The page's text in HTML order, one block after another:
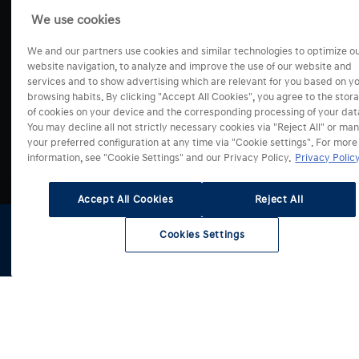
Testovací
Konfigurátor
BAYON
KONA
KONA Hybrid
INSTER
KONA Electric
TUCSON
TUCSON Hybrid
SANTA FE
SANTA FE Plug-in
Konfigurátor
Fleetový prodej
Zvýhodněné skupiny
Nové auto
Elektromobily
Nové SUV
Mapa servisů
Dětské příslušenství
Sezónní nabídky
Změny údajů v RSV
Test kvality servisů
Informace pro nezávislé provozovatele
Testovací jízda
Cenová nabídka
Kontaktní formulář
Odběr novinek
Operativní leasing
Úvěrové financování
Svět Hyundai
Náš příběh
Blog
Press
Volná místa
Hyundai merch
We use cookies
We and our partners use cookies and similar technologies to optimize
website navigation, to analyze and improve the use of our website and
services and to show advertising which are relevant for you based on
browsing habits. By clicking "Accept All Cookies", you agree to the
of cookies on your device and the corresponding processing of your
You may decline all not strictly necessary cookies via "Reject All" or
your preferred configuration at any time via "Cookie settings". For more
information, see "Cookie Settings" and our Privacy Policy. Privacy
Accept All Cookies Reject All
Cookies Settings